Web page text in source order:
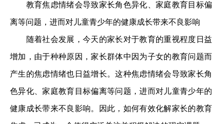
教育焦虑情绪会导致家长角色异化、家庭教育目标偏
离等问题，进而对儿童青少年的健康成长带来不良影响
随着社会发展，今天的家长对于教育的重视程度日益
增加，由于种种原因，家长群体中因为子女的教育问题而
产生的焦虑情绪也日益增长。这种焦虑情绪会导致家长角
色异化、家庭教育目标偏离等问题，进而对儿童青少年的
健康成长带来不良影响。因此，如何有效化解家长的教育